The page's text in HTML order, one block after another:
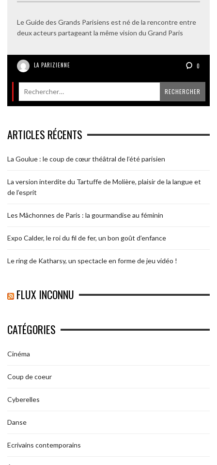
Le Guide des Grands Parisiens est né de la rencontre entre
deux acteurs partageant la même vision du Grand Paris
LA PARIZIENNE 0
ARTICLES RÉCENTS
La Goulue : le coup de cœur théâtral de l’été parisien
La version interdite du Tartuffe de Molière, plaisir de la langue et
de l’esprit
Les Mâchonnes de Paris : la gourmandise au féminin
Expo Calder, le roi du fil de fer, un bon goût d’enfance
Le ring de Katharsy, un spectacle en forme de jeu vidéo !
FLUX INCONNU
CATÉGORIES
Cinéma
Coup de coeur
Cyberelles
Danse
Ecrivains contemporains